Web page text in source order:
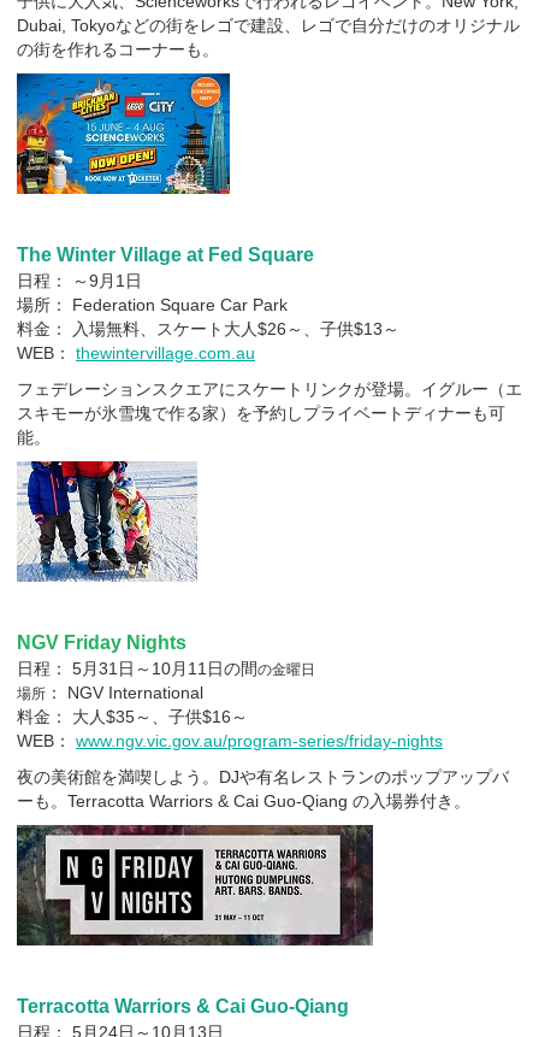
Dubai, Tokyoなどの街をレゴで建設、レゴで自分だけのオリジナル
の街を作れるコーナーも。
The Winter Village at Fed Square
日程： ～9月1日
場所： Federation Square Car Park
料金： 入場無料、スケート大人$26～、子供$13～
WEB： thewintervillage.com.au
フェデレーションスクエアにスケートリンクが登場。イグルー（エ
スキモーが氷雪塊で作る家）を予約しプライベートディナーも可
能。
NGV Friday Nights
日程： 5月31日～10月11日の間の金曜日
場所 ： NGV International
料金： 大人$35～、子供$16～
WEB： www.ngv.vic.gov.au/program-series/friday-nights
夜の美術館を満喫しよう。DJや有名レストランのポップアップバ
ーも。Terracotta Warriors & Cai Guo-Qiang の入場券付き。
Terracotta Warriors & Cai Guo-Qiang
日程： 5月24日～10月13日